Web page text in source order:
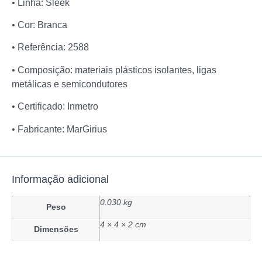
• Linha: Sleek
• Cor: Branca
• Referência: 2588
• Composição: materiais plásticos isolantes, ligas
metálicas e semicondutores
• Certificado: Inmetro
• Fabricante: MarGirius
Informação adicional
Peso 0.030 kg
Dimensões 4 × 4 × 2 cm